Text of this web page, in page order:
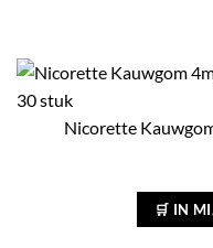
Nicorette
🛒 IN